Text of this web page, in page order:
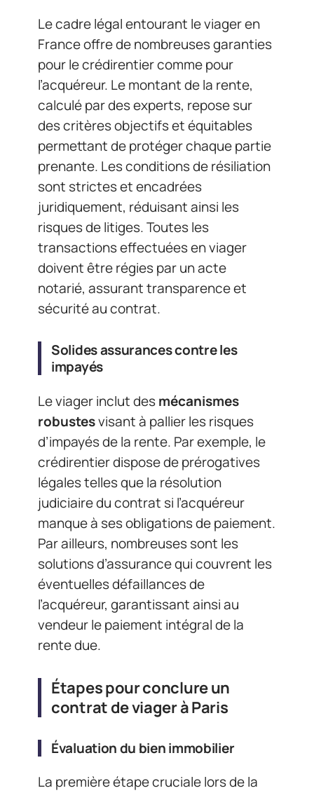
Le cadre légal entourant le viager en
France offre de nombreuses garanties
pour le crédirentier comme pour
l’acquéreur. Le montant de la rente,
calculé par des experts, repose sur
des critères objectifs et équitables
permettant de protéger chaque partie
prenante. Les conditions de résiliation
sont strictes et encadrées
juridiquement, réduisant ainsi les
risques de litiges. Toutes les
transactions effectuées en viager
doivent être régies par un acte
notarié, assurant transparence et
sécurité au contrat.
Solides assurances contre les
impayés
Le viager inclut desmécanismes
robustesvisant à pallier les risques
d’impayés de la rente. Par exemple, le
crédirentier dispose de prérogatives
légales telles que la résolution
judiciaire du contrat si l’acquéreur
manque à ses obligations de paiement.
Par ailleurs, nombreuses sont les
solutions d’assurance qui couvrent les
éventuelles défaillances de
l’acquéreur, garantissant ainsi au
vendeur le paiement intégral de la
rente due.
Étapes pour conclure un
contrat de viager à Paris
Évaluation du bien immobilier
La première étape cruciale lors de la